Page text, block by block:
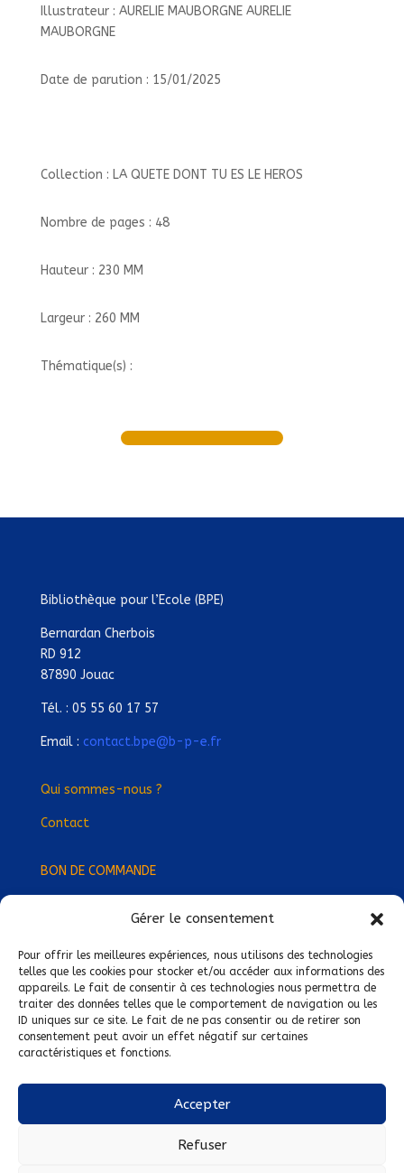
Gérer le consentement
Pour offrir les meilleures expériences, nous utilisons des technologies
telles que les cookies pour stocker et/ou accéder aux informations des
appareils. Le fait de consentir à ces technologies nous permettra de
traiter des données telles que le comportement de navigation ou les
ID uniques sur ce site. Le fait de ne pas consentir ou de retirer son
consentement peut avoir un effet négatif sur certaines
caractéristiques et fonctions.
Accepter
Refuser
Illustrateur : AURELIE MAUBORGNE AURELIE
MAUBORGNE
Date de parution : 15/01/2025
Collection : LA QUETE DONT TU ES LE HEROS
Nombre de pages : 48
Hauteur : 230 MM
Largeur : 260 MM
Thématique(s) :
Bibliothèque pour l’Ecole (BPE)
Bernardan Cherbois
RD 912
87890 Jouac
Tél. : 05 55 60 17 57
Email : contact.bpe@b-p-e.fr
Qui sommes-nous ?
Contact
BON DE COMMANDE
Devenez Délégué·e Régional·e !
Trouvez-nous près de chez vous !
Mentions légales
Conditions générales de vente
Politique de confidentialité